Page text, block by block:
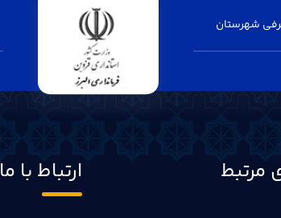
شهرستان
مرتبط ارتباط با ما